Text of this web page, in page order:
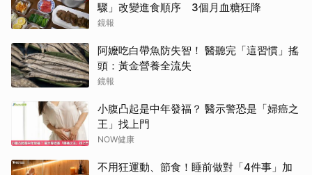
驟」改變進食順序 3個月血糖狂降
鏡報
阿嬤吃白帶魚防失智！ 醫聽完「這習慣」搖
頭：黃金營養全流失
鏡報
小腹凸起是中年發福？ 醫示警恐是「婦癌之
王」找上門
NOW健康
不用狂運動、節食！睡前做對「4件事」加